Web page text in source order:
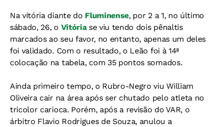
Na vitória diante do Fluminense, por 2 a 1, no último
sábado, 26, o Vitóriase viu tendo dois pênaltis
marcados ao seu favor, no entanto, apenas um deles
foi validado. Com o resultado, o Leão foi à 14ª
colocação na tabela, com 35 pontos somados.
Ainda primeiro tempo, o Rubro-Negro viu William
Oliveira cair na área após ser chutado pelo atleta no
tricolor carioca. Porém, após a revisão do VAR, o
árbitro Flavio Rodrigues de Souza, anulou a